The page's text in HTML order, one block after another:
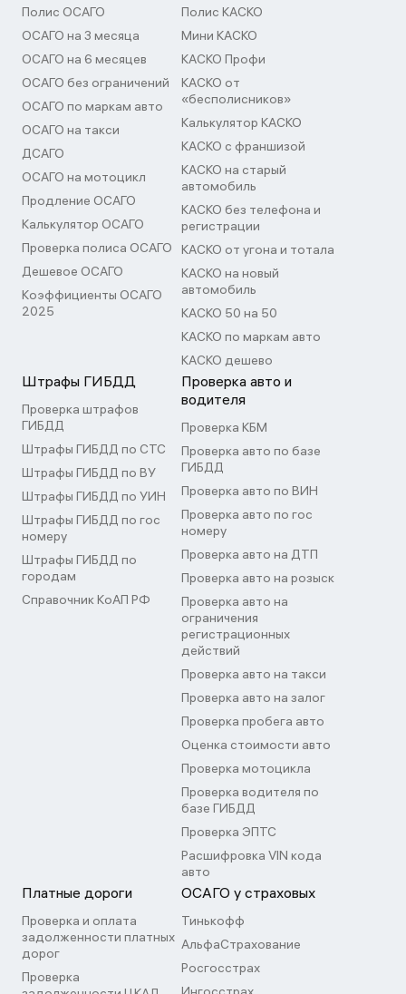
Полис ОСАГО
ОСАГО на 3 месяца
ОСАГО на 6 месяцев
ОСАГО без ограничений
ОСАГО по маркам авто
ОСАГО на такси
ДСАГО
ОСАГО на мотоцикл
Продление ОСАГО
Калькулятор ОСАГО
Проверка полиса ОСАГО
Дешевое ОСАГО
Коэффициенты ОСАГО
2025
Полис КАСКО
Мини КАСКО
КАСКО Профи
КАСКО от
«бесполисников»
Калькулятор КАСКО
КАСКО с франшизой
КАСКО на старый
автомобиль
КАСКО без телефона и
регистрации
КАСКО от угона и тотала
КАСКО на новый
автомобиль
КАСКО 50 на 50
КАСКО по маркам авто
КАСКО дешево
Штрафы ГИБДД
Проверка штрафов
ГИБДД
Штрафы ГИБДД по СТС
Штрафы ГИБДД по ВУ
Штрафы ГИБДД по УИН
Штрафы ГИБДД по гос
номеру
Штрафы ГИБДД по
городам
Справочник КоАП РФ
Проверка авто и
водителя
Проверка КБМ
Проверка авто по базе
ГИБДД
Проверка авто по ВИН
Проверка авто по гос
номеру
Проверка авто на ДТП
Проверка авто на розыск
Проверка авто на
ограничения
регистрационных
действий
Проверка авто на такси
Проверка авто на залог
Проверка пробега авто
Оценка стоимости авто
Проверка мотоцикла
Проверка водителя по
базе ГИБДД
Проверка ЭПТС
Расшифровка VIN кода
авто
Платные дороги
Проверка и оплата
задолженности платных
дорог
Проверка
ОСАГО у страховых
Тинькофф
АльфаСтрахование
Росгосстрах